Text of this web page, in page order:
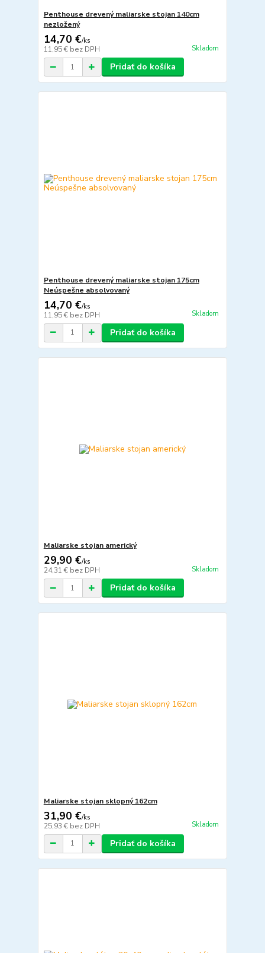
Penthouse drevený maliarske stojan 140cm
nezložený
14,70 €/ks
11,95 € bez DPH Skladom
Pridať do košíka
Penthouse drevený maliarske stojan 175cm
Neúspešne absolvovaný
14,70 €/ks
11,95 € bez DPH Skladom
Pridať do košíka
Maliarske stojan americký
29,90 €/ks
24,31 € bez DPH Skladom
Pridať do košíka
Maliarske stojan sklopný 162cm
31,90 €/ks
25,93 € bez DPH Skladom
Pridať do košíka